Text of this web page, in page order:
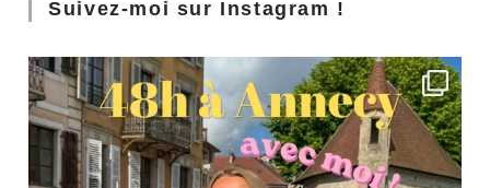
Suivez-moi sur Instagram !